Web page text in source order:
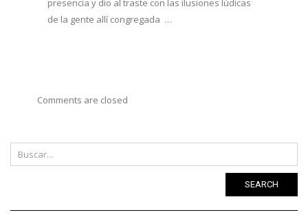
presencia y dio al traste con las ilusiones lúdicas
de la gente allí congregada …
Comments are closed
SEARCH